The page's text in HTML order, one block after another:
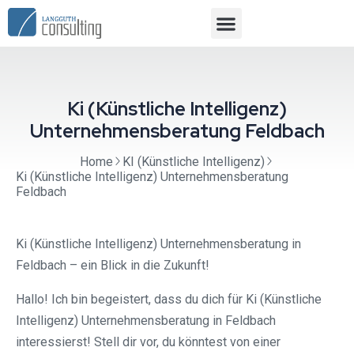
Ki (Künstliche Intelligenz)
Unternehmensberatung Feldbach
Home
KI (Künstliche Intelligenz)
Ki (Künstliche Intelligenz) Unternehmensberatung
Feldbach
Ki (Künstliche Intelligenz) Unternehmensberatung in
Feldbach – ein Blick in die Zukunft!
Hallo! Ich bin begeistert, dass du dich für Ki (Künstliche
Intelligenz) Unternehmensberatung in Feldbach
interessierst! Stell dir vor, du könntest von einer